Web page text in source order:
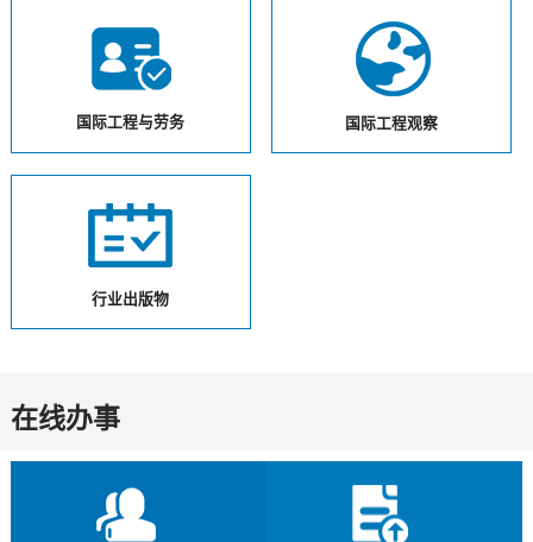
国际工程与劳务 国际工程观察
行业出版物
在线办事